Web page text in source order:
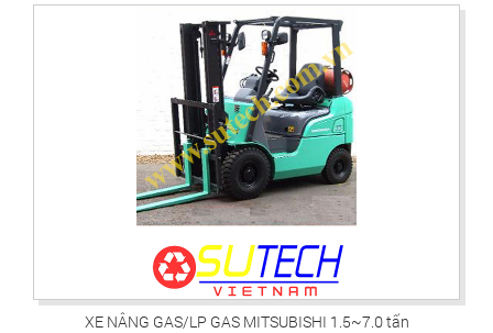
XE NÂNG GAS/LP GAS MITSUBISHI 1.5~7.0 tấn